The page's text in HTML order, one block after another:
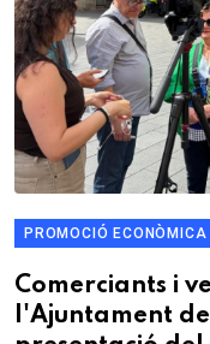
PROMOCIÓ ECONÒMICA
Comerciants i
l'Ajuntament